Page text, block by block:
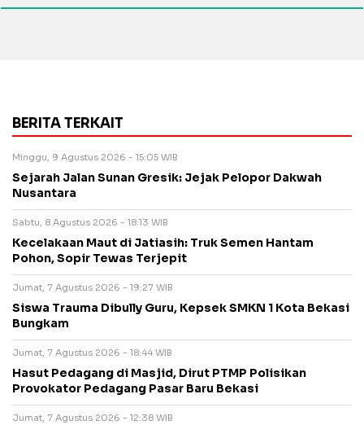
BERITA TERKAIT
Minggu, 9 Agustus 2026 - 15:05 WIB
Sejarah Jalan Sunan Gresik: Jejak Pelopor Dakwah
Nusantara
Sabtu, 8 Agustus 2026 - 18:13 WIB
Kecelakaan Maut di Jatiasih: Truk Semen Hantam
Pohon, Sopir Tewas Terjepit
Jumat, 7 Agustus 2026 - 19:27 WIB
Siswa Trauma Dibully Guru, Kepsek SMKN 1 Kota Bekasi
Bungkam
Jumat, 7 Agustus 2026 - 18:44 WIB
Hasut Pedagang di Masjid, Dirut PTMP Polisikan
Provokator Pedagang Pasar Baru Bekasi
Jumat, 7 Agustus 2026 - 12:38 WIB